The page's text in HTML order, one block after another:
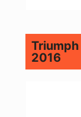
Triumph
2016